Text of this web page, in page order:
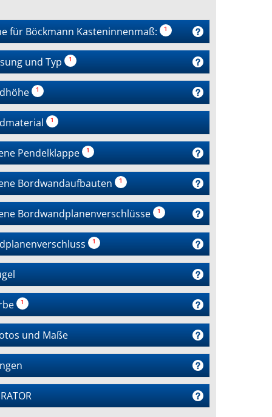
für Böckmann Kasteninnenmaß: ¹
und Typ ¹
¹
¹
Pendelklappe ¹
Bordwandaufbauten ¹
Bordwandplanenverschlüsse ¹
¹
¹
und Maße